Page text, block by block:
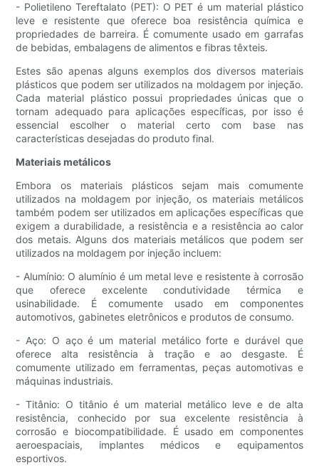
- Polietileno Tereftalato (PET): O PET é um material plástico
leve e resistente que oferece boa resistência química e
propriedades de barreira. É comumente usado em garrafas
de bebidas, embalagens de alimentos e fibras têxteis.
Estes são apenas alguns exemplos dos diversos materiais
plásticos que podem ser utilizados na moldagem por injeção.
Cada material plástico possui propriedades únicas que o
tornam adequado para aplicações específicas, por isso é
essencial escolher o material certo com base nas
características desejadas do produto final.
Materiais metálicos
Embora os materiais plásticos sejam mais comumente
utilizados na moldagem por injeção, os materiais metálicos
também podem ser utilizados em aplicações específicas que
exigem a durabilidade, a resistência e a resistência ao calor
dos metais. Alguns dos materiais metálicos que podem ser
utilizados na moldagem por injeção incluem:
- Alumínio: O alumínio é um metal leve e resistente à corrosão
que oferece excelente condutividade térmica e
usinabilidade. É comumente usado em componentes
automotivos, gabinetes eletrônicos e produtos de consumo.
- Aço: O aço é um material metálico forte e durável que
oferece alta resistência à tração e ao desgaste. É
comumente utilizado em ferramentas, peças automotivas e
máquinas industriais.
- Titânio: O titânio é um material metálico leve e de alta
resistência, conhecido por sua excelente resistência à
corrosão e biocompatibilidade. É usado em componentes
aeroespaciais, implantes médicos e equipamentos
esportivos.